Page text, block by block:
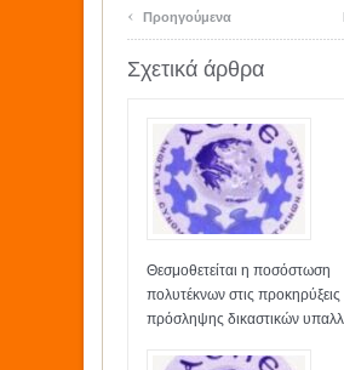
‹ Προηγούμενα
Σχετικά άρθρα
Θεσμοθετείται η ποσόστωση
πολυτέκνων στις προκηρύξεις
πρόσληψης δικαστικών